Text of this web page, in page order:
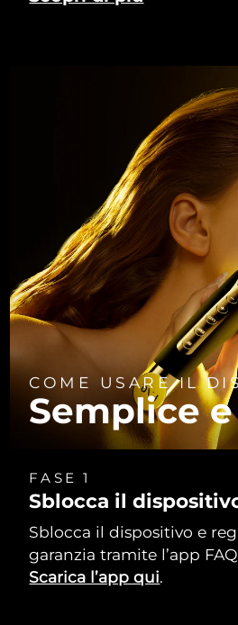
COME USARE IL
Semplice
FASE 1
Sblocca il
Sblocca il dispositivo e
garanzia tramite l’app
Scarica l’app qui.